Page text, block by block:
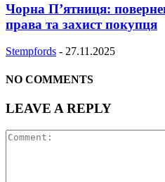
Чорна П’ятниця:
права та захист покупця
Stempfords - 27.11.2025
NO COMMENTS
LEAVE A REPLY